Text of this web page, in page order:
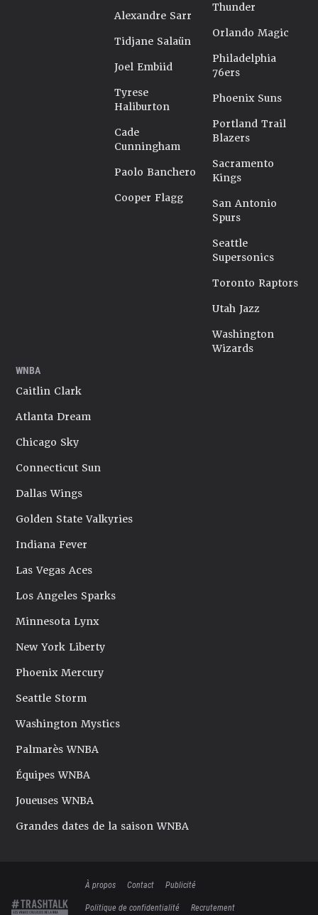
Alexandre Sarr
Tidjane Salaün
Joel Embiid
Tyrese
Haliburton
Cade
Cunningham
Paolo Banchero
Cooper Flagg
Thunder
Orlando Magic
Philadelphia
76ers
Phoenix Suns
Portland Trail
Blazers
Sacramento
Kings
San Antonio
Spurs
Seattle
Supersonics
Toronto Raptors
Utah Jazz
Washington
Wizards
WNBA
Caitlin Clark
Atlanta Dream
Chicago Sky
Connecticut Sun
Dallas Wings
Golden State Valkyries
Indiana Fever
Las Vegas Aces
Los Angeles Sparks
Minnesota Lynx
New York Liberty
Phoenix Mercury
Seattle Storm
Washington Mystics
Palmarès WNBA
Équipes WNBA
Joueuses WNBA
Grandes dates de la saison WNBA
À propos Contact
Publicité
Politique de confidentialité
Recrutement